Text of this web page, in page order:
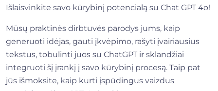
Išlaisvinkite savo kūrybinį potencialą su Chat GPT 4o!
Mūsų praktinės dirbtuvės parodys jums, kaip
generuoti idėjas, gauti įkvėpimo, rašyti įvairiausius
tekstus, tobulinti juos su ChatGPT ir sklandžiai
integruoti šį įrankį į savo kūrybinį procesą. Taip pat
jūs išmoksite, kaip kurti įspūdingus vaizdus